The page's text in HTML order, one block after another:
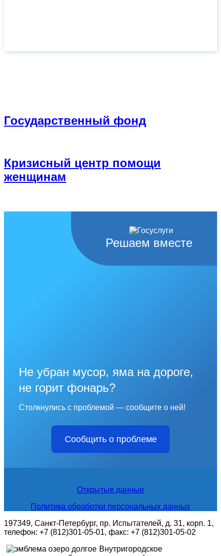
Государственный фонд
Кризисный центр помощи
женщинам
Решаем вместе
Не убран мусор, яма на дороге,
не горит фонарь?
Столкнулись с проблемой — сообщите о ней!
Сообщить о проблеме
Открытые данные
Политика обработки персональных данных
197349, Санкт-Петербург, пр. Испытателей, д. 31, корп. 1,
телефон: +7 (812)301-05-01, факс: +7 (812)301-05-02
Внутригородское